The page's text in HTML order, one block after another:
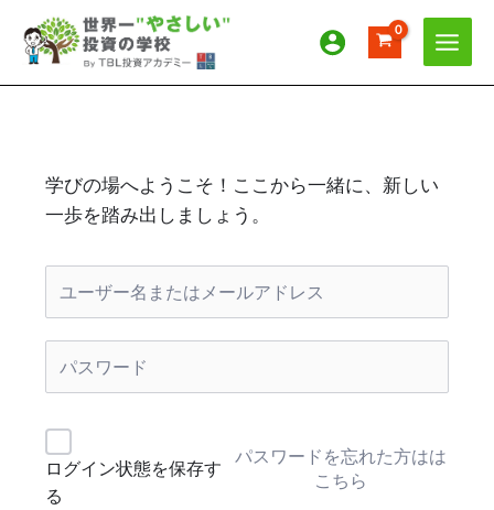
ス
学びの場へようこそ！ここから一緒に、新しい
一歩を踏み出しましょう。
ログイン状態を保存す
る
パスワードを忘れた方はは
こちら